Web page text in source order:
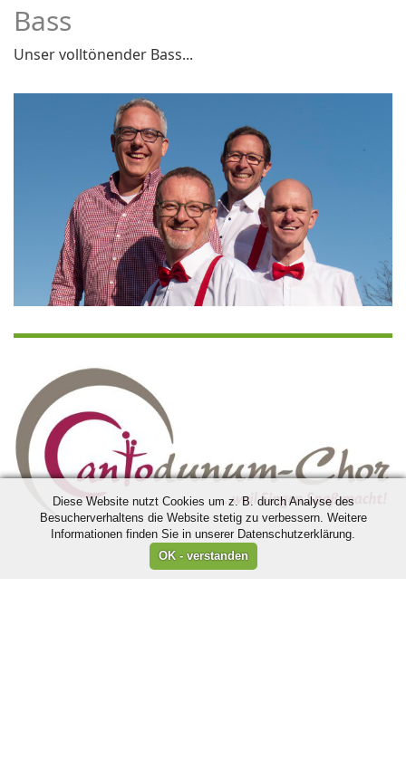
Bass
Unser volltönender Bass...
Diese Website nutzt Cookies um z. B. durch Analyse des
Besucherverhaltens die Website stetig zu verbessern. Weitere
Informationen finden Sie in unserer Datenschutzerklärung.